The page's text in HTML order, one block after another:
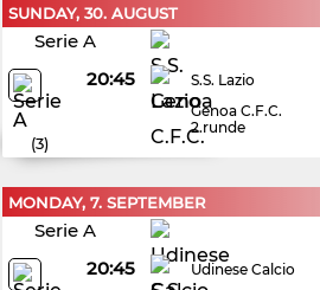
SUNDAY, 30. AUGUST
Serie A
20:45
S.S. Lazio
Genoa C.F.C.
2.runde
(3)
MONDAY, 7. SEPTEMBER
Serie A
20:45
Udinese Calcio